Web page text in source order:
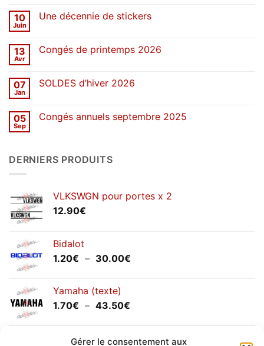
Gérer le consentement aux
SOLDES
10
Juin
Une décennie de stickers
Une
décennie
13
Avr
Congés de printemps 2026
Congés
07
Jan
SOLDES d’hiver 2026
SOLDES
05
Sep
Congés annuels septembre 2025
annuels
septembre
DERNIERS PRODUITS
VLKSWGN pour portes x 2
12.90€
Bidalot
1.20€ – 30.00€
Yamaha (texte)
1.70€ – 43.50€
prix :
1.70€
Yamaha (logo circulaire)